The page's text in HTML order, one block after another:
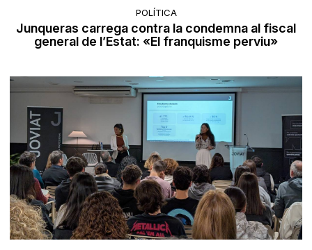
POLÍTICA
Junqueras carrega contra la condemna al fiscal
general de l’Estat: «El franquisme perviu»